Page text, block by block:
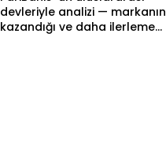
devleriyle analizi — markanın
kazandığı ve daha ilerlemesi